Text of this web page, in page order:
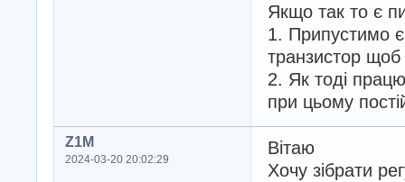
Якщо так то є
1. Припустимо є
транзистор
2. Як тоді
при цьому
Z1M
2024-03-20 20:02:29
Вітаю
Хочу зібрати